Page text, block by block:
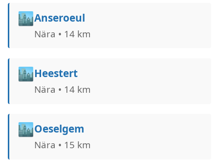
🏙️Anseroeul
Nära • 14 km
🏙️Heestert
Nära • 14 km
🏙️Oeselgem
Nära • 15 km